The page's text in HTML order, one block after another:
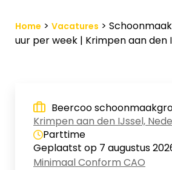
Home > Vacatures >
uur per week | Krimpen aan den
Beercoo
Krimpen aan den IJssel,
Parttime
Geplaatst op 7 augustus
Minimaal Conform CAO
Bewaarde vacatures